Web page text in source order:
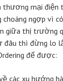
thương mại điện
choáng ngợp vì
giữa thị trường
thì đừng lo
để được:
các xu hướng